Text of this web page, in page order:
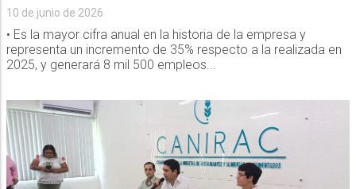
10 de junio de 2026
• Es la mayor cifra anual en la historia de la empresa y
representa un incremento de 35% respecto a la realizada en
2025, y generará 8 mil 500 empleos...